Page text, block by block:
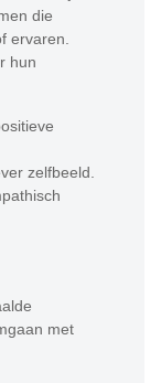
die
ervaren.
hun
zelfbeeld.
met